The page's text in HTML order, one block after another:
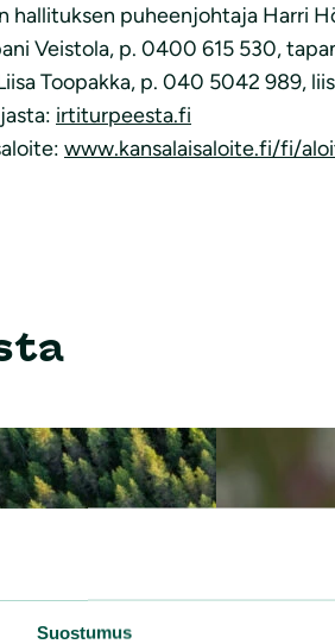
Suostumus
hallituksen puheenjohtaja Harri
Veistola, p. 0400 615 530,
Toopakka, p. 040 5042 989,
irtiturpeesta.fi
www.kansalaisaloite.fi/fi/